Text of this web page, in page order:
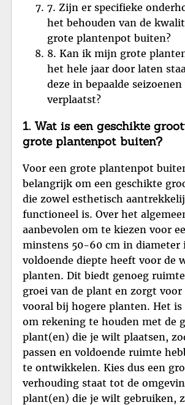
7. Zijn er specifieke
het behouden van de
grote plantenpot buiten?
8. Kan ik mijn grote
het hele jaar door laten
deze in bepaalde
verplaatst?
1. Wat is een geschikte
grote plantenpot buiten?
Voor een grote plantenpot
belangrijk om een geschikte
die zowel esthetisch
functioneel is. Over het
aanbevolen om te kiezen voor
minstens 50-60 cm in diameter
voldoende diepte heeft voor de
planten. Dit biedt genoeg
groei van de plant en zorgt
vooral bij hogere planten. Het
om rekening te houden met de
plant(en) die je wilt plaatsen,
passen en voldoende ruimte
te ontwikkelen. Kies dus een
verhouding staat tot de
plant(en) die je wilt gebruiken,